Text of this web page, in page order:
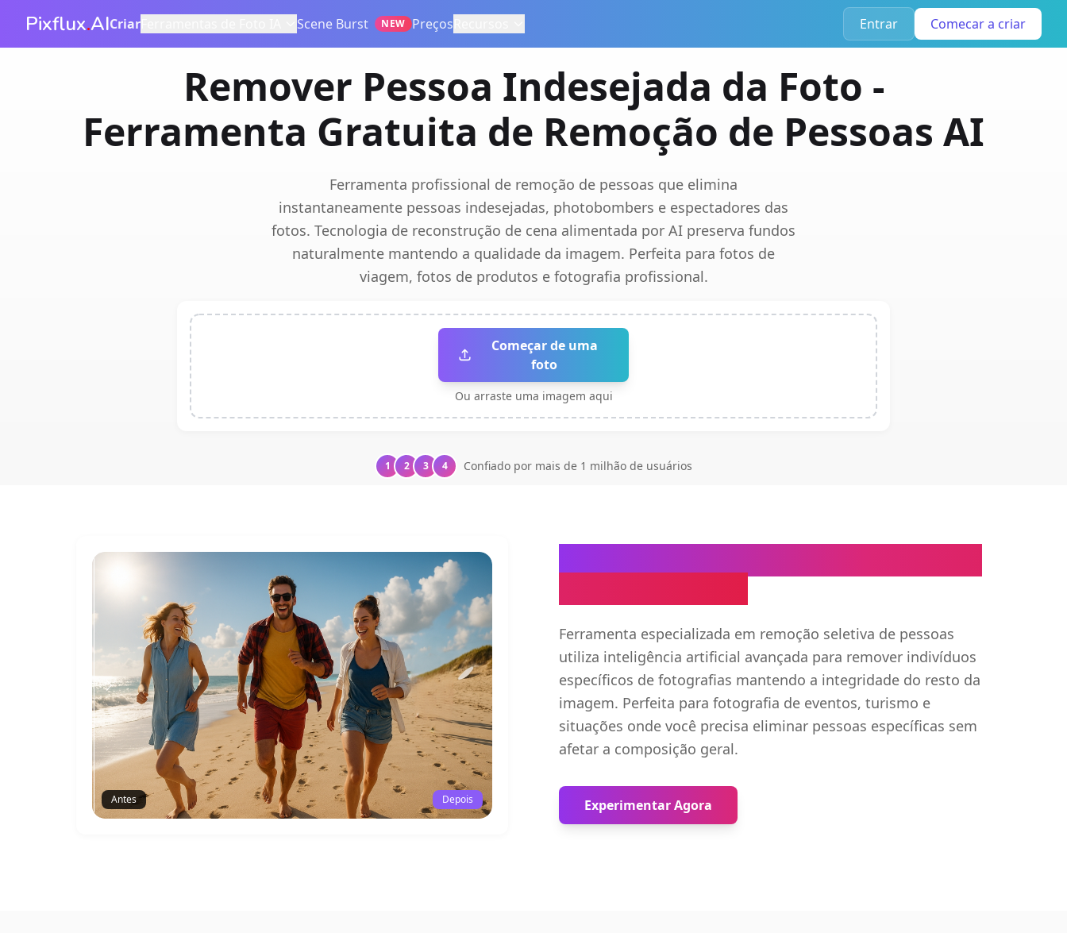
Pixflux.AICriar Scene Burst NEW Preços Entrar Comecar a criar
Remover Pessoa Indesejada da Foto -
Ferramenta Gratuita de Remoção de Pessoas AI
Ferramenta profissional de remoção de pessoas que elimina
instantaneamente pessoas indesejadas, photobombers e espectadores das
fotos. Tecnologia de reconstrução de cena alimentada por AI preserva fundos
naturalmente mantendo a qualidade da imagem. Perfeita para fotos de
viagem, fotos de produtos e fotografia profissional.
Começar de uma
foto
Ou arraste uma imagem aqui
1 2 3 4 Confiado por mais de 1 milhão de usuários
Antes Depois
Ferramenta especializada em remoção seletiva de pessoas
utiliza inteligência artificial avançada para remover indivíduos
específicos de fotografias mantendo a integridade do resto da
imagem. Perfeita para fotografia de eventos, turismo e
situações onde você precisa eliminar pessoas específicas sem
afetar a composição geral.
Experimentar Agora